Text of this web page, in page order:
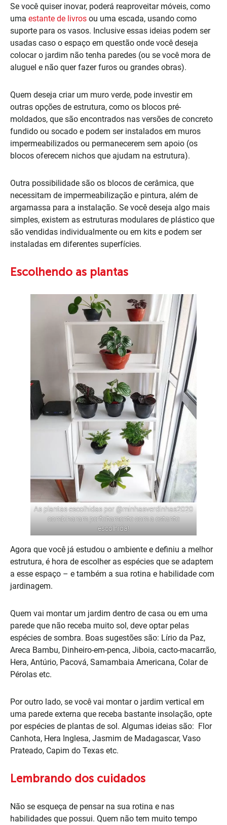
Se você quiser inovar, poderá reaproveitar móveis, como
uma estante de livros ou uma escada, usando como
suporte para os vasos. Inclusive essas ideias podem ser
usadas caso o espaço em questão onde você deseja
colocar o jardim não tenha paredes (ou se você mora de
aluguel e não quer fazer furos ou grandes obras).
Quem deseja criar um muro verde, pode investir em
outras opções de estrutura, como os blocos pré-
moldados, que são encontrados nas versões de concreto
fundido ou socado e podem ser instalados em muros
impermeabilizados ou permanecerem sem apoio (os
blocos oferecem nichos que ajudam na estrutura).
Outra possibilidade são os blocos de cerâmica, que
necessitam de impermeabilização e pintura, além de
argamassa para a instalação. Se você deseja algo mais
simples, existem as estruturas modulares de plástico que
são vendidas individualmente ou em kits e podem ser
instaladas em diferentes superfícies.
Escolhendo as plantas
As plantas escolhidas por @minhasverdinhas2020
combinaram perfeitamente com a estante
escolhida!
Agora que você já estudou o ambiente e definiu a melhor
estrutura, é hora de escolher as espécies que se adaptem
a esse espaço – e também a sua rotina e habilidade com
jardinagem.
Quem vai montar um jardim dentro de casa ou em uma
parede que não receba muito sol, deve optar pelas
espécies de sombra. Boas sugestões são: Lírio da Paz,
Areca Bambu, Dinheiro-em-penca, Jiboia, cacto-macarrão,
Hera, Antúrio, Pacová, Samambaia Americana, Colar de
Pérolas etc.
Por outro lado, se você vai montar o jardim vertical em
uma parede externa que receba bastante insolação, opte
por espécies de plantas de sol. Algumas ideias são: Flor
Canhota, Hera Inglesa, Jasmim de Madagascar, Vaso
Prateado, Capim do Texas etc.
Lembrando dos cuidados
Não se esqueça de pensar na sua rotina e nas
habilidades que possui. Quem não tem muito tempo